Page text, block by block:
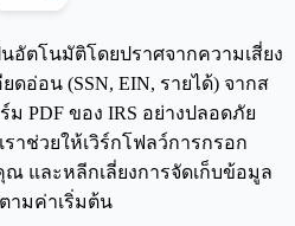
อัตโนมัติโดยปราศจากความเสี่ยง
อ่อน (SSN, EIN, รายได้) จากส
PDF ของ IRS อย่างปลอดภัย
ราช่วยให้เวิร์กโฟลว์การกรอก
ณ และหลีกเลี่ยงการจัดเก็บข้อมูล
ามค่าเริ่มต้น